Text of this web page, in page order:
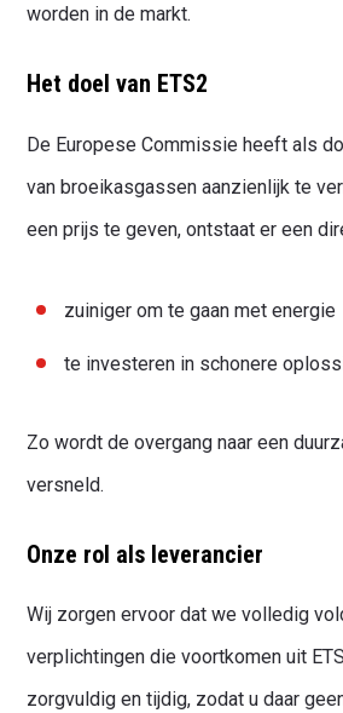
worden in de markt.
Het doel van ETS2
De Europese Commissie heeft als
van broeikasgassen aanzienlijk te
een prijs te geven, ontstaat er een
zuiniger om te gaan met energie
te investeren in schonere
Zo wordt de overgang naar een
versneld.
Onze rol als leverancier
Wij zorgen ervoor dat we volledig
verplichtingen die voortkomen uit
zorgvuldig en tijdig, zodat u daar